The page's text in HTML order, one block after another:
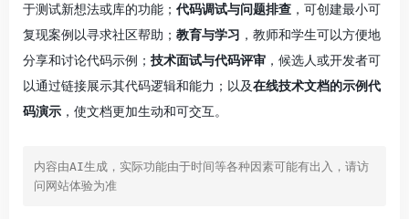
于测试新想法或库的功能； 代码调试与问题排查 ，可创建最小可
复现案例以寻求社区帮助； 教育与学习 ，教师和学生可以方便地
分享和讨论代码示例； 技术面试与代码评审 ，候选人或开发者可
以通过链接展示其代码逻辑和能力；以及在线技术文档的示例代
码演示 ，使文档更加生动和可交互。
内容由AI生成，实际功能由于时间等各种因素可能有出入，请访
问网站体验为准